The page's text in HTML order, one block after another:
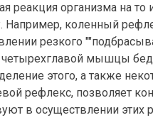
реакция организма на
Например, коленный
резкого
четырехглавой мышцы
этого, а также
рефлекс, позволяет
в осуществлении этих